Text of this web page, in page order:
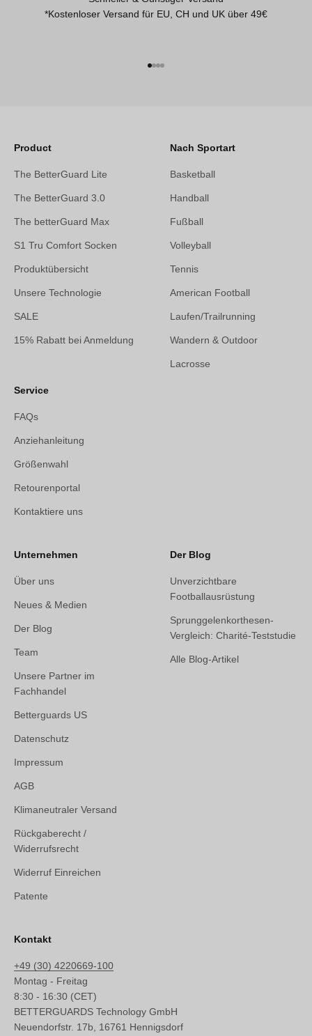
*Kostenloser Versand für EU, CH und UK über 49€
Product
The BetterGuard Lite
The BetterGuard 3.0
The betterGuard Max
S1 Tru Comfort Socken
Produktübersicht
Unsere Technologie
SALE
15% Rabatt bei Anmeldung
Service
FAQs
Anziehanleitung
Größenwahl
Retourenportal
Kontaktiere uns
Nach Sportart
Basketball
Handball
Fußball
Volleyball
Tennis
American Football
Laufen/Trailrunning
Wandern & Outdoor
Lacrosse
Unternehmen
Über uns
Neues & Medien
Der Blog
Team
Unsere Partner im
Fachhandel
Betterguards US
Datenschutz
Impressum
AGB
Klimaneutraler Versand
Rückgaberecht /
Widerrufsrecht
Widerruf Einreichen
Patente
Der Blog
Unverzichtbare
Footballausrüstung
Sprunggelenkorthesen-
Vergleich: Charité-Teststudie
Alle Blog-Artikel
Kontakt
+49 (30) 4220669-100
Montag - Freitag
8:30 - 16:30 (CET)
BETTERGUARDS Technology GmbH
Neuendorfstr. 17b, 16761 Hennigsdorf